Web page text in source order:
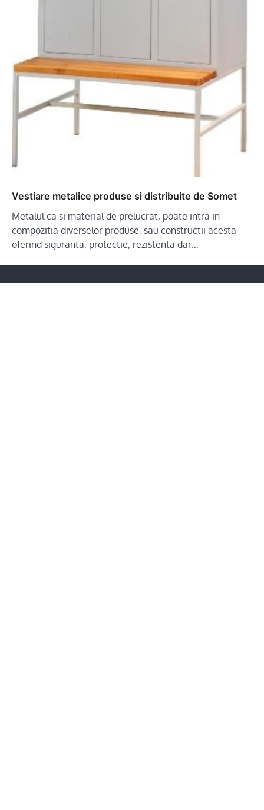
Vestiare metalice produse si distribuite de Somet
Metalul ca si material de prelucrat, poate intra in
compozitia diverselor produse, sau constructii acesta
oferind siguranta, protectie, rezistenta dar…